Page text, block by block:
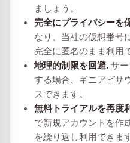
ましょう。
完全にプライバシーを
なり、当社の仮想番号
完全に匿名のまま利用
地理的制限を回避. サ
する場合、ギニアビサ
スできます。
無料トライアルを再度
で新規アカウントを作
を繰り返し利用できます